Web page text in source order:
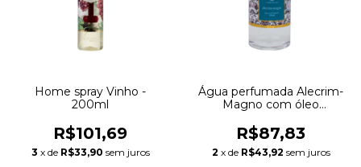
Home spray Vinho -
200ml
R$101,69
3 x de R$33,90 sem juros
Água perfumada Alecrim-
Magno com óleo
R$87,83
2 x de R$43,92 sem juros